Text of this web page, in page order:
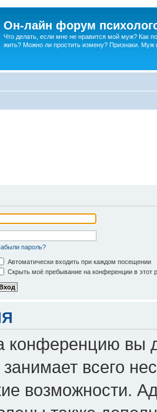
Он-лайн форум
Что делать, если мне не нравится мой муж? Как
жить? Можно ли простить измену? Признаки. Муж
пароль?
Автоматически входить при каждом посещении
Скрыть моё пребывание на конференции в этот
конференцию вы
всего
возможности.